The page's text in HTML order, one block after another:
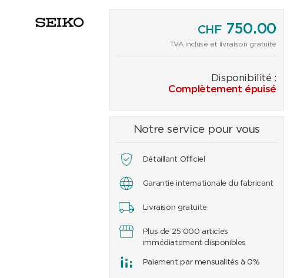
CHF750.00
TVA incluse et livraison gratuite
Disponibilité :
Complètement épuisé
Notre service pour vous
Détaillant Officiel
Garantie internationale du fabricant
Livraison gratuite
Plus de 25'000 articles
immédiatement disponibles
Paiement par mensualités à 0%